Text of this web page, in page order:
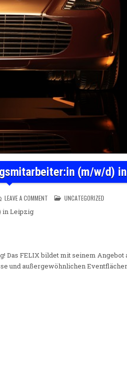
(m/w/d)
LEAVE A COMMENT ON FRONT OFFICE AGENT:IN /
POSTED IN
UNCATEGORIZED
in Leipzig
Das FELIX bildet mit seinem Angebot
und außergewöhnlichen